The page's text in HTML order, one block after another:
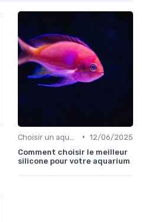
• 12/06/2025
Comment choisir le meilleur
silicone pour votre aquarium